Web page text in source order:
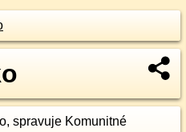
spravuje Komunitné